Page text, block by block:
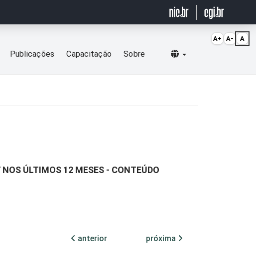
Publicações Capacitação Sobre Selecionar idioma
ÚLTIMOS 12 MESES - CONTEÚDO
anterior
próxima
A+ A- A